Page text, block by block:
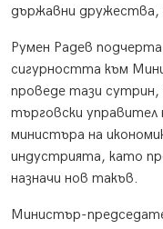
държавни дружества,
Румен Радев
сигурността към
проведе тази сутрин,
търговски управител
министъра на
индустрията, като
назначи нов такъв.
Министър-